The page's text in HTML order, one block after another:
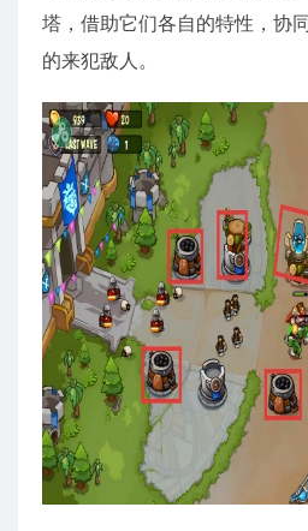
塔，借助它们各自的特性，协
的来犯敌人。